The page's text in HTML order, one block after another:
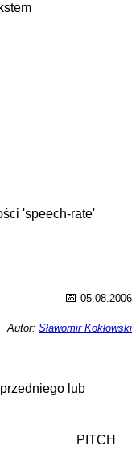
'speech-rate'
📅 05.08.2006
Autor: Sławomir Kokłowski
lub
PITCH